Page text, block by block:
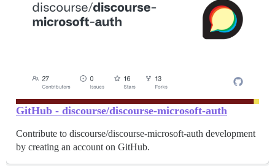
GitHub - discourse/discourse-microsoft-auth
Contribute to discourse/discourse-microsoft-auth development
by creating an account on GitHub.